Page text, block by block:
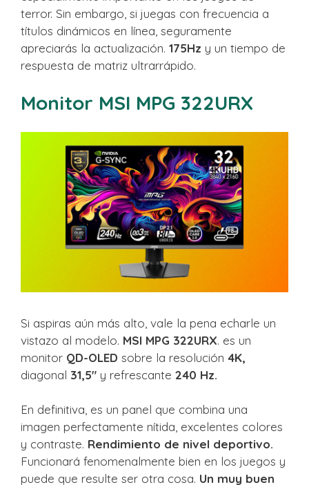
terror. Sin embargo, si juegas con frecuencia a
títulos dinámicos en línea, seguramente
apreciarás la actualización. 175Hz y un tiempo de
respuesta de matriz ultrarrápido.
Monitor MSI MPG 322URX
Si aspiras aún más alto, vale la pena echarle un
vistazo al modelo. MSI MPG 322URX. es un
monitor QD-OLED sobre la resolución 4K,
diagonal 31,5″ y refrescante 240 Hz.
En definitiva, es un panel que combina una
imagen perfectamente nítida, excelentes colores
y contraste. Rendimiento de nivel deportivo.
Funcionará fenomenalmente bien en los juegos y
puede que resulte ser otra cosa. Un muy buen